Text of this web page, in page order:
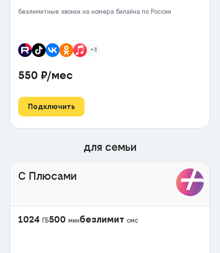
безлимитные звонки на номера билайна по России
+3
550 ₽/мес
Подключить
для семьи
С Плюсами
1024 ГБ500 минбезлимит смс